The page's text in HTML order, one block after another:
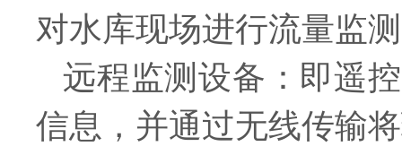
对水库现场进行流量监
远程监测设备：即遥
信息，并通过无线传输